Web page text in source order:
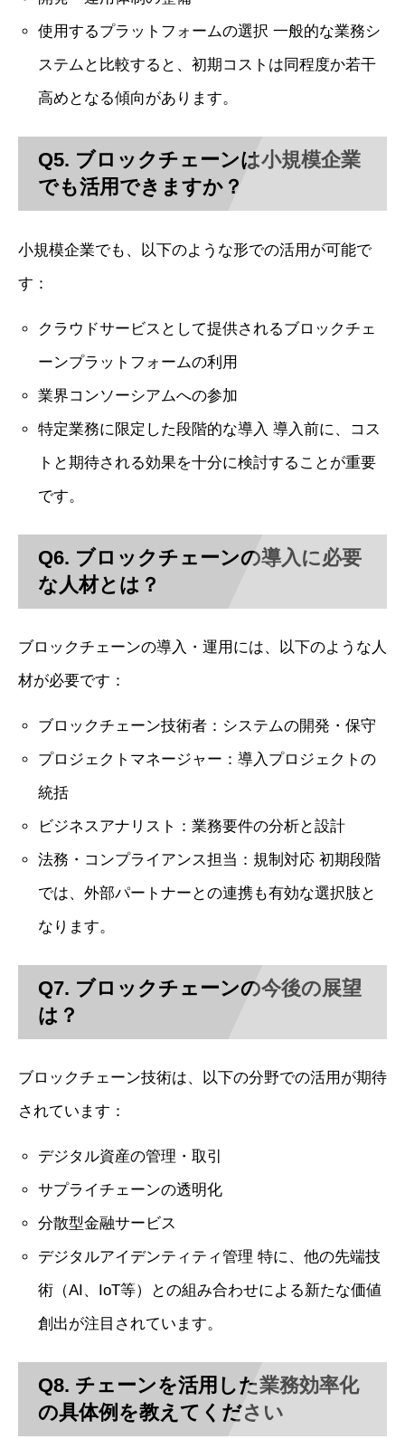
使用するプラットフォームの選択 一般的な業務シ
ステムと比較すると、初期コストは同程度か若干
高めとなる傾向があります。
Q5. ブロックチェーンは小規模企業
でも活用できますか？
小規模企業でも、以下のような形での活用が可能で
す：
クラウドサービスとして提供されるブロックチェ
ーンプラットフォームの利用
業界コンソーシアムへの参加
特定業務に限定した段階的な導入 導入前に、コス
トと期待される効果を十分に検討することが重要
です。
Q6. ブロックチェーンの導入に必要
な人材とは？
ブロックチェーンの導入・運用には、以下のような人
材が必要です：
ブロックチェーン技術者：システムの開発・保守
プロジェクトマネージャー：導入プロジェクトの
統括
ビジネスアナリスト：業務要件の分析と設計
法務・コンプライアンス担当：規制対応 初期段階
では、外部パートナーとの連携も有効な選択肢と
なります。
Q7. ブロックチェーンの今後の展望
は？
ブロックチェーン技術は、以下の分野での活用が期待
されています：
デジタル資産の管理・取引
サプライチェーンの透明化
分散型金融サービス
デジタルアイデンティティ管理 特に、他の先端技
術（AI、IoT等）との組み合わせによる新たな価値
創出が注目されています。
Q8. チェーンを活用した業務効率化
の具体例を教えてください